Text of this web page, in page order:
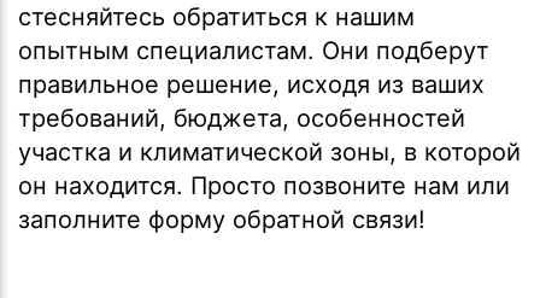
стесняйтесь обратиться к нашим
опытным специалистам. Они подберут
правильное решение, исходя из ваших
требований, бюджета, особенностей
участка и климатической зоны, в которой
он находится. Просто позвоните нам или
заполните форму обратной связи!